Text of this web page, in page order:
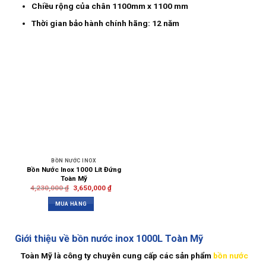
Chiều rộng của chân 1100mm x 1100 mm
Thời gian bảo hành chính hãng: 12 năm
BỒN NƯỚC INOX
Bồn Nước Inox 1000 Lít Đứng
Toàn Mỹ
4,230,000₫ 3,650,000 ₫
MUA HÀNG
Giới thiệu về bồn nước inox 1000L Toàn Mỹ
Toàn Mỹ là công ty chuyên cung cấp các sản phẩm bồn nước